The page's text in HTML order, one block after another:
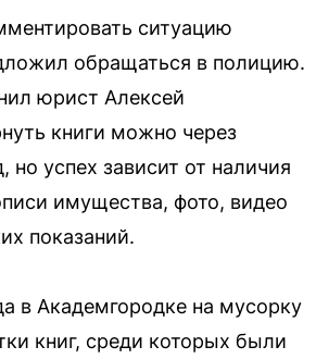
ситуацию
обращаться в полицию.
юрист Алексей
книги можно через
но успех зависит от наличия
имущества, фото, видео
показаний.
в Академгородке на мусорку
книг, среди которых были